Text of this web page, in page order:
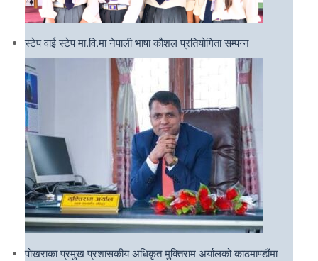
स्टेप वाई स्टेप मा.वि.मा नेपाली भाषा कौशल प्रतियोगिता सम्पन्न
पोखराका प्रमुख प्रशासकीय अधिकृत मुक्तिराम अर्यालको काठमाण्डौंमा